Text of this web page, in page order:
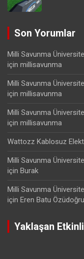
Son Yorumlar
Milli Savunma
için millisavunma
Milli Savunma
için millisavunma
Milli Savunma
için millisavunma
Wattozz Kablosuz
Milli Savunma
için Burak
Milli Savunma
için Eren Batu Özüdoğru
Yaklaşan